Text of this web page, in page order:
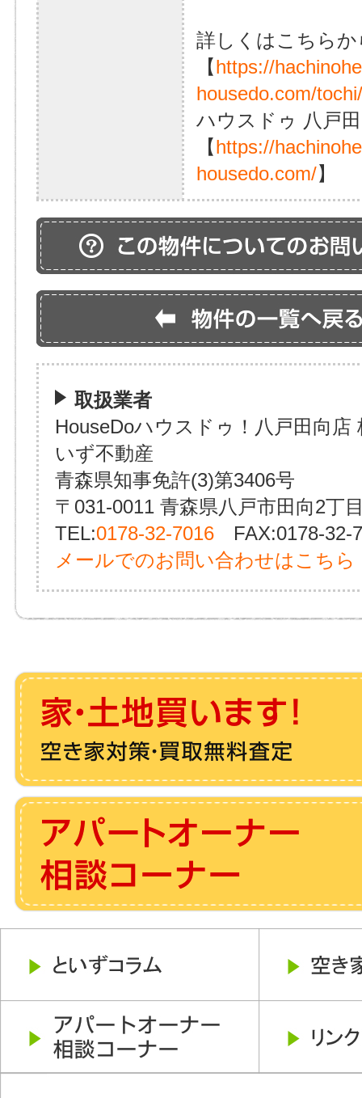
詳しくはこちらか
【https://
housedo.com/
ハウスドゥ 八戸
【https://
housedo.com/】
取扱業者
HouseDoハウスドゥ！八戸田向店
いず不動産
青森県知事免許(3)第3406号
〒031-0011 青森県八戸市田向2丁
TEL:0178-32-7016 FAX:0178-32-
メールでのお問い合わせはこちら